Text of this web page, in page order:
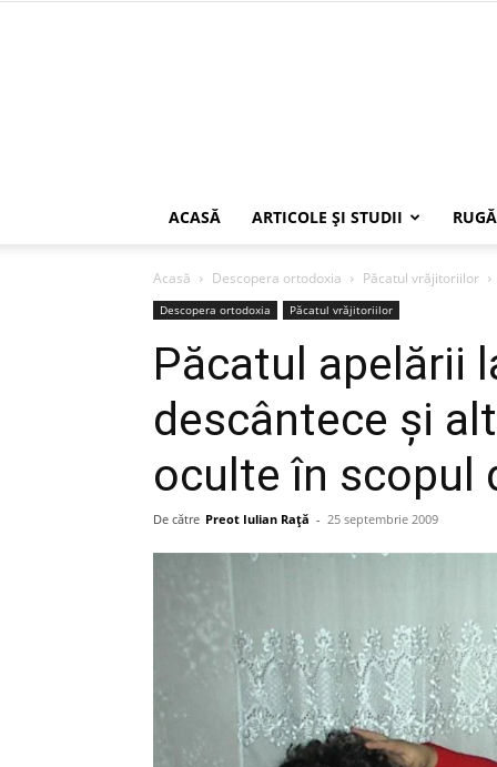
ACASĂ ARTICOLE ŞI STUDII
Acasă Descopera ortodoxia Păcatul vrăjitoriilor
Descopera ortodoxia Păcatul vrăjitoriilor
Păcatul apelării
descântece şi
oculte în scopul
De către Preot Iulian Raţă - 25 septembrie 2009